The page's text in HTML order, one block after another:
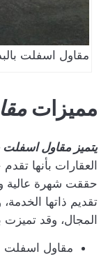
مقاول اسفلت
مميزات
يتميز مقاول اسفلت
العقارات بأنها
حققت شهرة عالية
تقديم ذاتها
المجال، وقد
مقاول اسفلت